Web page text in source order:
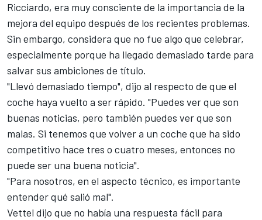
Ricciardo, era muy consciente de la importancia de la
mejora del equipo después de los recientes problemas.
Sin embargo, considera que no fue algo que celebrar,
especialmente porque ha llegado demasiado tarde para
salvar sus ambiciones de título.
"Llevó demasiado tiempo", dijo al respecto de que el
coche haya vuelto a ser rápido. "Puedes ver que son
buenas noticias, pero también puedes ver que son
malas. Si tenemos que volver a un coche que ha sido
competitivo hace tres o cuatro meses, entonces no
puede ser una buena noticia".
"Para nosotros, en el aspecto técnico, es importante
entender qué salió mal".
Vettel dijo que no había una respuesta fácil para